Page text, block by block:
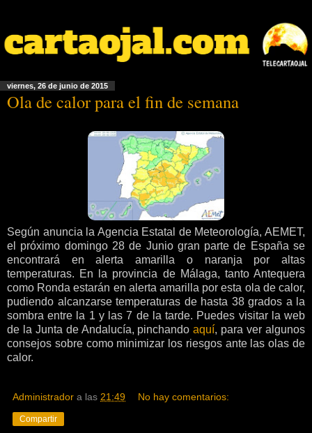
viernes, 26 de junio de 2015
Ola de calor para el fin de semana
Según anuncia la Agencia Estatal de Meteorología, AEMET,
el próximo domingo 28 de Junio gran parte de España se
encontrará en alerta amarilla o naranja por altas
temperaturas. En la provincia de Málaga, tanto Antequera
como Ronda estarán en alerta amarilla por esta ola de calor,
pudiendo alcanzarse temperaturas de hasta 38 grados a la
sombra entre la 1 y las 7 de la tarde. Puedes visitar la web
de la Junta de Andalucía, pinchandoaquí, para ver algunos
consejos sobre como minimizar los riesgos ante las olas de
calor.
Administrador a las 21:49 No hay comentarios:
Compartir